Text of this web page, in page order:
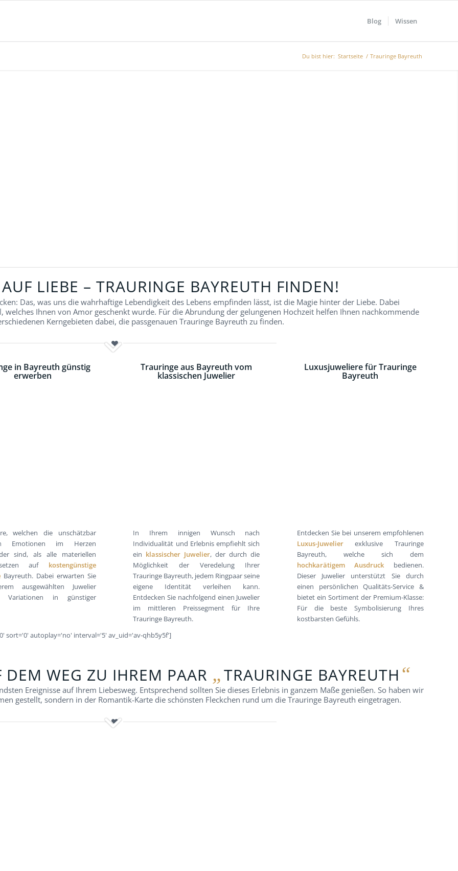
Blog Wissen
Du bist hier: Startseite / Trauringe Bayreuth
LIEBE – TRAURINGE BAYREUTH FINDEN!
Das, was uns die wahrhaftige Lebendigkeit des Lebens empfinden lässt, ist die Magie hinter der Liebe. Dabei
welches Ihnen von Amor geschenkt wurde. Für die Abrundung der gelungenen Hochzeit helfen Ihnen nachkommende
Kerngebieten dabei, die passgenauen Trauringe Bayreuth zu finden.
in Bayreuth günstig
erwerben
welchen die unschätzbar
Emotionen im Herzen
sind, als alle materiellen
auf kostengünstige
Bayreuth. Dabei erwarten Sie
ausgewählten Juwelier
Variationen in günstiger
Trauringe aus Bayreuth vom
klassischen Juwelier
In Ihrem innigen Wunsch nach
Individualität und Erlebnis empfiehlt sich
ein klassischer Juwelier, der durch die
Möglichkeit der Veredelung Ihrer
Trauringe Bayreuth, jedem Ringpaar seine
eigene Identität verleihen kann.
Entdecken Sie nachfolgend einen Juwelier
im mittleren Preissegment für Ihre
Trauringe Bayreuth.
Luxusjuweliere für Trauringe
Bayreuth
Entdecken Sie bei unserem empfohlenen
Luxus-Juwelierexklusive Trauringe
Bayreuth, welche sich dem
hochkarätigem Ausdruck bedienen.
Dieser Juwelier unterstützt Sie durch
einen persönlichen Qualitäts-Service &
bietet ein Sortiment der Premium-Klasse:
Für die beste Symbolisierung Ihres
kostbarsten Gefühls.
sort='0' autoplay='no' interval='5' av_uid='av-qhb5y5f']
WEG ZU IHREM PAAR „TRAURINGE BAYREUTH“
Ereignisse auf Ihrem Liebesweg. Entsprechend sollten Sie dieses Erlebnis in ganzem Maße genießen. So haben wir
gestellt, sondern in der Romantik-Karte die schönsten Fleckchen rund um die Trauringe Bayreuth eingetragen.